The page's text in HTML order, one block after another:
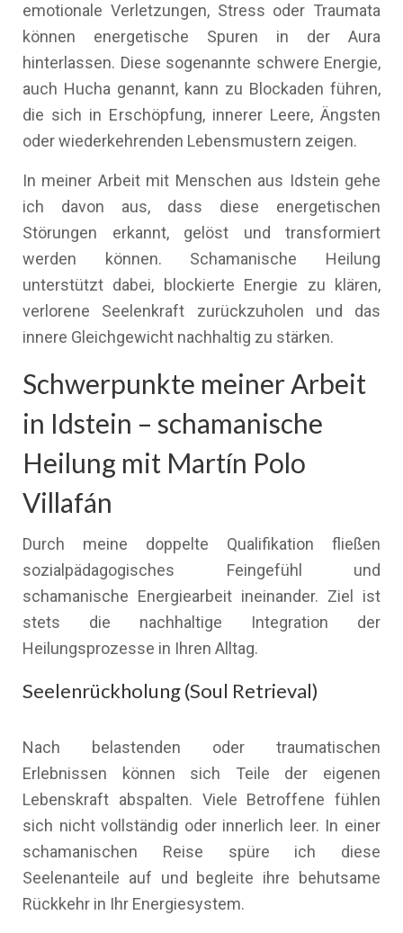
emotionale Verletzungen, Stress oder Traumata
können energetische Spuren in der Aura
hinterlassen. Diese sogenannte schwere Energie,
auch Hucha genannt, kann zu Blockaden führen,
die sich in Erschöpfung, innerer Leere, Ängsten
oder wiederkehrenden Lebensmustern zeigen.
In meiner Arbeit mit Menschen aus Idstein gehe
ich davon aus, dass diese energetischen
Störungen erkannt, gelöst und transformiert
werden können. Schamanische Heilung
unterstützt dabei, blockierte Energie zu klären,
verlorene Seelenkraft zurückzuholen und das
innere Gleichgewicht nachhaltig zu stärken.
Schwerpunkte meiner Arbeit
in Idstein – schamanische
Heilung mit Martín Polo
Villafán
Durch meine doppelte Qualifikation fließen
sozialpädagogisches Feingefühl und
schamanische Energiearbeit ineinander. Ziel ist
stets die nachhaltige Integration der
Heilungsprozesse in Ihren Alltag.
Seelenrückholung (Soul Retrieval)
Nach belastenden oder traumatischen
Erlebnissen können sich Teile der eigenen
Lebenskraft abspalten. Viele Betroffene fühlen
sich nicht vollständig oder innerlich leer. In einer
schamanischen Reise spüre ich diese
Seelenanteile auf und begleite ihre behutsame
Rückkehr in Ihr Energiesystem.